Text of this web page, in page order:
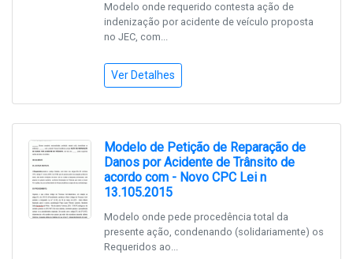
Modelo onde requerido contesta ação de
indenização por acidente de veículo proposta
no JEC, com...
Ver Detalhes
Modelo de Petição de Reparação de
Danos por Acidente de Trânsito de
acordo com - Novo CPC Lei n
13.105.2015
Modelo onde pede procedência total da
presente ação, condenando (solidariamente) os
Requeridos ao...